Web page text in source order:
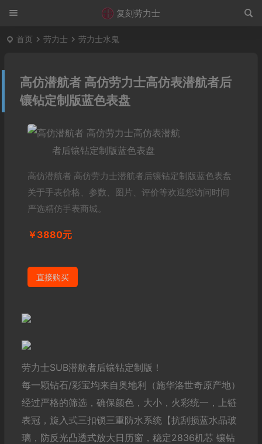
复刻劳力士
首页 劳力士 劳力士水鬼
高仿潜航者 高仿劳力士高仿表潜航者后
镶钻定制版蓝色表盘
高仿潜航者 高仿劳力士潜航者后镶钻定制版蓝色表盘
关于手表价格、参数、图片、评价等欢迎您访问时间
严选精仿手表商城。
￥3880元
直接购买
劳力士SUB潜航者后镶钻定制版！
每一颗钻石/彩宝均来自奥地利（施华洛世奇原产地）
经过严格的筛选，确保颜色，大小，火彩统一，上链
表冠，旋入式三扣锁三重防水系统【抗刮损蓝水晶玻
璃，防反光凸透式放大日历窗，稳定2836机芯 镶钻